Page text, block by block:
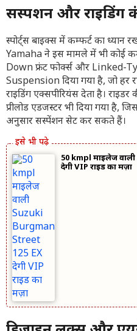
सस्पेंशन और राइडिंग
स्पोर्ट्स बाइक्स में कम्फर्ट का ध्यान
Yamaha ने इस मामले में भी कोई
Down फ्रंट फोर्क्स और Linked-
Suspension दिया गया है, जो हर
राइडिंग एक्सपीरियंस देता है।
प्रीलोड एडजस्टर भी दिया गया है,
अनुसार सस्पेंशन सेट कर सकते हैं।
50 kmpl माइलेज
देगी VIP राइड का मज़ा